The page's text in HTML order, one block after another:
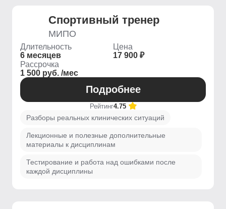
Спортивный тренер
МИПО
Длительность
6 месяцев
Цена
17 900 ₽
Рассрочка
1 500 руб. /мес
Подробнее
Рейтинг4.75
Разборы реальных клинических ситуаций
Лекционные и полезные дополнительные
материалы к дисциплинам
Тестирование и работа над ошибками после
каждой дисциплины